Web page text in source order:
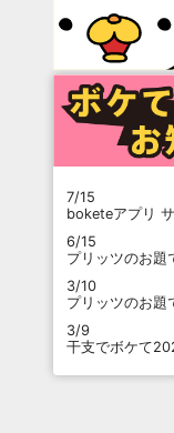
7/15
boketeアプリ
6/15
プリッツのお題
3/10
プリッツのお題
3/9
干支でボケて